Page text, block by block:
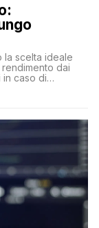
la scelta ideale
dai
in caso di